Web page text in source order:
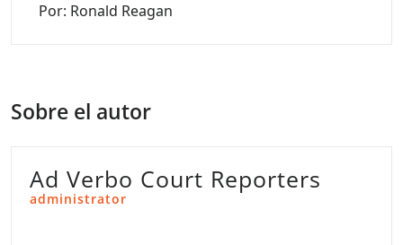
Por: Ronald Reagan
Sobre el autor
Ad Verbo Court Reporters
administrator